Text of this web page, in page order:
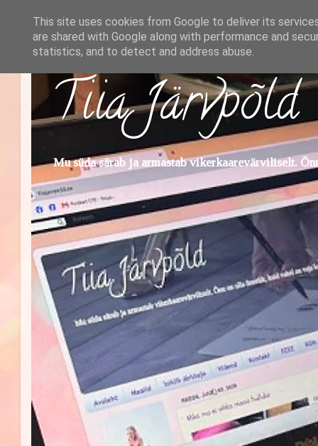
Tiia Järvpõld
Mu süda särab ja armastab vikerkaarevärviliselt.
This site uses cookies from Google to deliver its
are shared with Google along with performance and
statistics, and to detect and address abuse.